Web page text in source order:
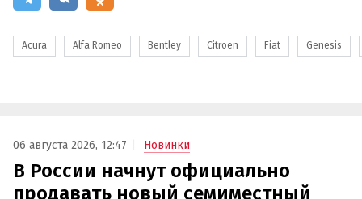
Acura Alfa Romeo Bentley Citroen Fiat Genesis
06 августа 2026, 12:47 Новинки
В России начнут официально
продавать новый семиместный